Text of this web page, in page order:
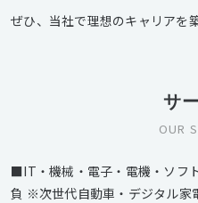
ぜひ、当社で理想のキャリアを
サ
OUR
■IT・機械・電子・電機・ソフ
負 ※次世代自動車・デジタル家